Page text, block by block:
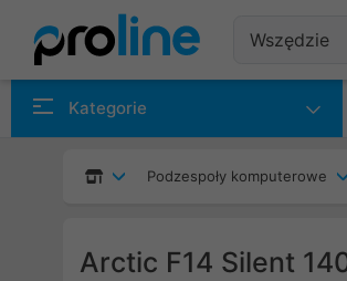
Kategorie
Podzespoły komputerowe
Arctic F14 Silent